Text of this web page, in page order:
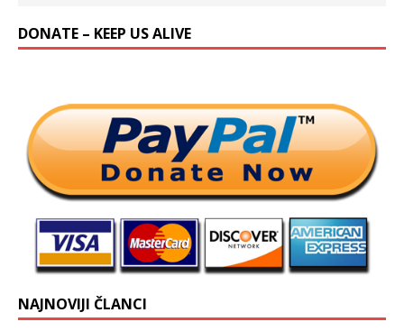
DONATE – KEEP US ALIVE
NAJNOVIJI ČLANCI